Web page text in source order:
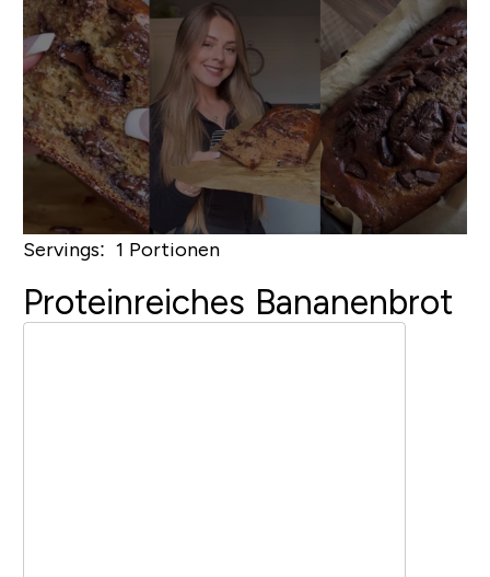
Servings: 1 Portionen
Proteinreiches Bananenbrot